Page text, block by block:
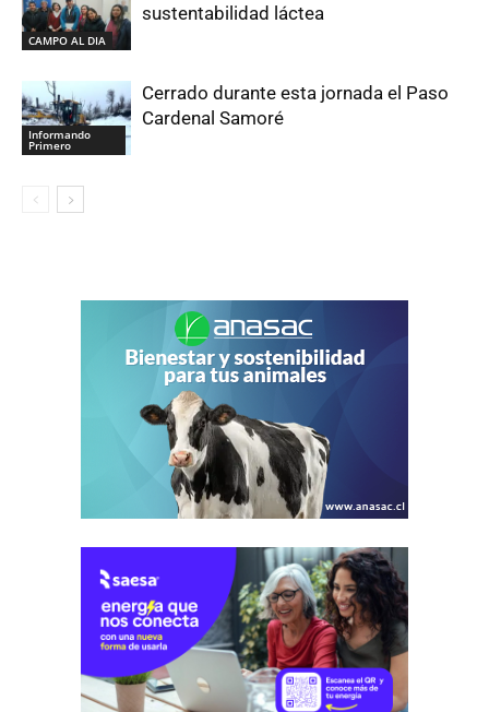
CAMPO AL DIA
sustentabilidad láctea
Informando
Primero
Cerrado durante esta jornada el Paso
Cardenal Samoré